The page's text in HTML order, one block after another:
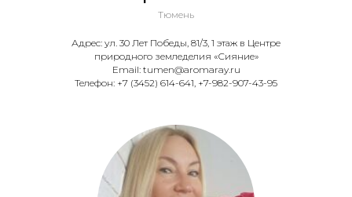
Тюмень
Адрес: ул. 30 Лет Победы, 81/3, 1 этаж в Центре
природного земледелия «Сияние»
Email: tumen@aromaray.ru
Телефон: +7 (3452) 614-641, +7-982-907-43-95